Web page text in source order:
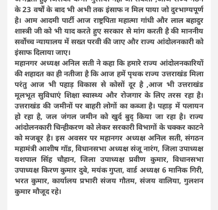
के 23 वर्षों के बाद भी अभी तक इंसाफ न मिल पाया जो दुरभाग्यपूर्ण
है। आम आदमी पार्टी आज राष्ट्रपिता महात्मा गांधी और लाल बहादुर
शास्त्री जी को भी याद करते हुए सरकार से मांग करती है की माननीय
सर्वोच्च न्यायालय में सख्त परवी की जाए और राज्य आंदोलनकारी को
इंसाफ दिलाया जाए।
महानगर अध्यक्ष अनिल सती ने कहा कि हमारे राज्य आंदोलनकारियों
की शहादत का ही नतीजा है कि आज हमें पृथक राज्य उत्तराखंड मिला
परंतु आज भी पहाड़ विकास से कोसों दूर है ,आज भी उत्तराखंड
मूलभूत सुविधाएं शिक्षा स्वास्थ्य और रोजगार के लिए तरस रहा है।
उत्तराखंड की जमीनों पर बाहरी लोगों का कब्जा है। पहाड़ में पलायन
हो रहा है, जल जंगल जमीन को खुर्द बुद् किया जा रहा है। राज्य
आंदोलनकारी चिन्हीकरण को लेकर सरकारी विभागों के चक्कर काटने
को मजबूर है। इस अवसर पर महानगर अध्यक्ष अनिल सती, संगठन
महामंत्री आशीष गॉड, विधानसभा अध्यक्ष संजू नारंग, जिला उपाध्यक्ष
यशपाल सिंह चौहान, जिला उपाध्यक्ष प्रवीण कुमार, विधानसभा
उपाध्यक्ष किरण कुमार दुबे, मयंक गुप्ता, वार्ड अध्यक्ष 6 मानिक गिरी,
भरत कुमार, कार्यालय प्रभारी संजय गौतम, संजय वालिया, गुलशन
कुमार मौजूद रहे।